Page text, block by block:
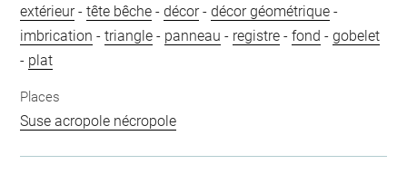
extérieur-tête bêche -décor-décor géométrique -
imbrication -triangle - panneau - registre -fond -gobelet
- plat
Places
Suse acropole nécropole